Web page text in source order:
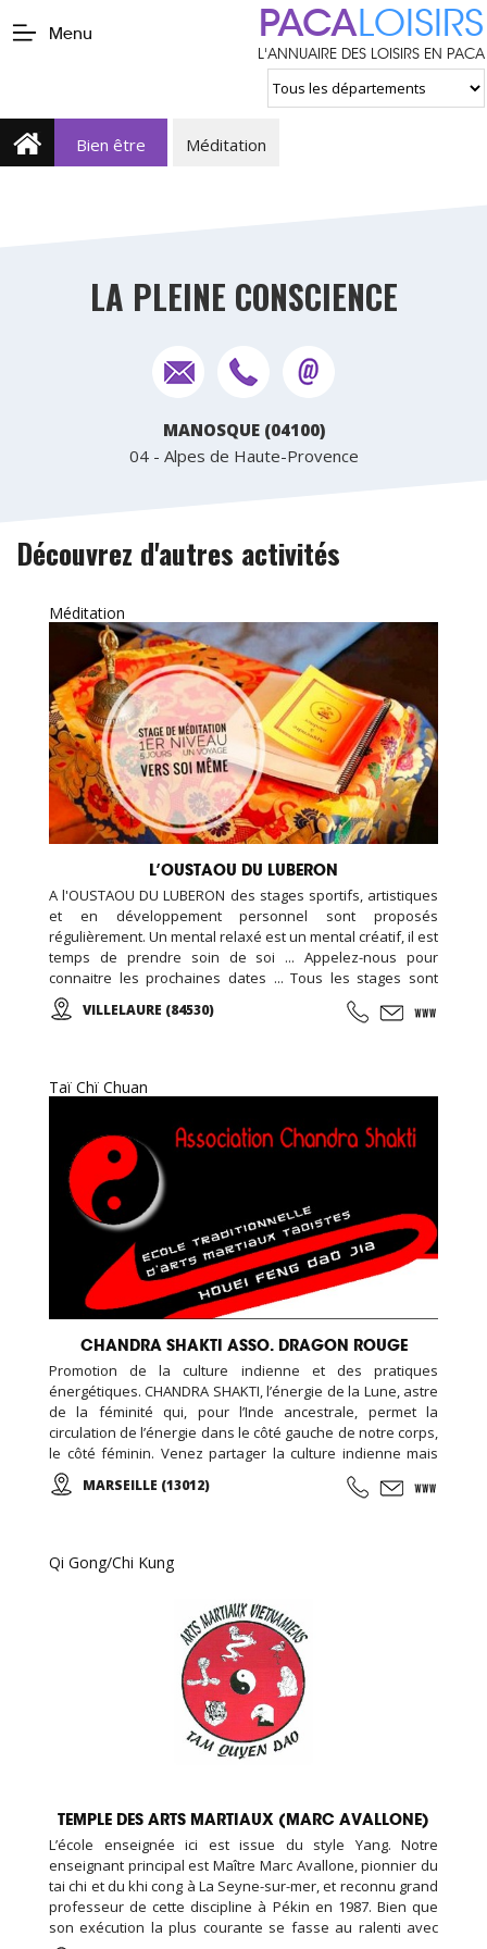
Menu PACALOISIRS
L'ANNUAIRE DES LOISIRS EN PACA
Bien être Méditation
LA PLEINE CONSCIENCE
MANOSQUE (04100)
04 - Alpes de Haute-Provence
Découvrez d'autres activités
Méditation
L’OUSTAOU DU LUBERON
A l'OUSTAOU DU LUBERON des stages sportifs, artistiques
et en développement personnel sont proposés
régulièrement. Un mental relaxé est un mental créatif, il est
temps de prendre soin de soi ... Appelez-nous pour
connaitre les prochaines dates ... Tous les stages sont
organisés dans un cadre naturel et authentique au cœur
du Luberon ... Un havre de paix en Provence ...
VILLELAURE (84530)
Taï Chï Chuan
CHANDRA SHAKTI ASSO. DRAGON ROUGE
Promotion de la culture indienne et des pratiques
énergétiques. CHANDRA SHAKTI, l’énergie de la Lune, astre
de la féminité qui, pour l’Inde ancestrale, permet la
circulation de l’énergie dans le côté gauche de notre corps,
le côté féminin. Venez partager la culture indienne mais
aussi toutes les pratiques énergétiques, notamment
taoïstes dans leur forme la plus traditionnelle possible.
MARSEILLE (13012)
Qi Gong/Chi Kung
TEMPLE DES ARTS MARTIAUX (MARC AVALLONE)
L’école enseignée ici est issue du style Yang. Notre
enseignant principal est Maître Marc Avallone, pionnier du
tai chi et du khi cong à La Seyne-sur-mer, et reconnu grand
professeur de cette discipline à Pékin en 1987. Bien que
son exécution la plus courante se fasse au ralenti avec